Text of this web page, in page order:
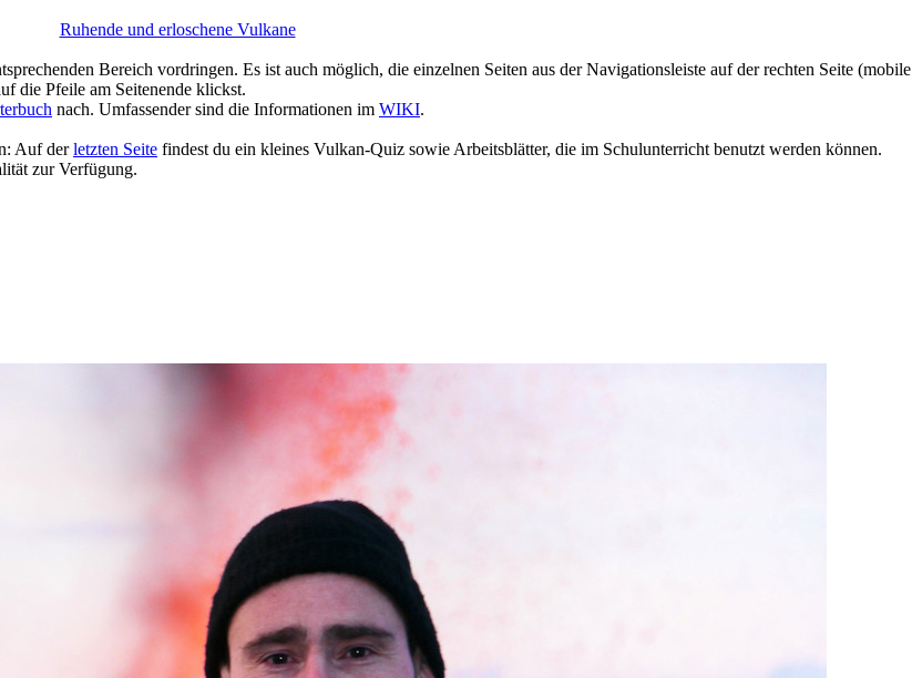
Ruhende und erloschene Vulkane
Bereich vordringen. Es ist auch möglich, die einzelnen Seiten aus der Navigationsleiste auf der rechten Seite (mobile
die Pfeile am Seitenende klickst.
nach. Umfassender sind die Informationen im WIKI.
Auf derletzten Seite findest du ein kleines Vulkan-Quiz sowie Arbeitsblätter, die im Schulunterricht benutzt werden können.
zur Verfügung.